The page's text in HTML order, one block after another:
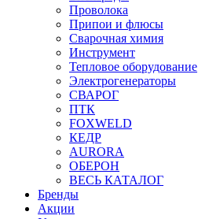
Проволока
Припои и флюсы
Сварочная химия
Инструмент
Тепловое оборудование
Электрогенераторы
СВАРОГ
ПТК
FOXWELD
КЕДР
AURORA
ОБЕРОН
ВЕСЬ КАТАЛОГ
Бренды
Акции